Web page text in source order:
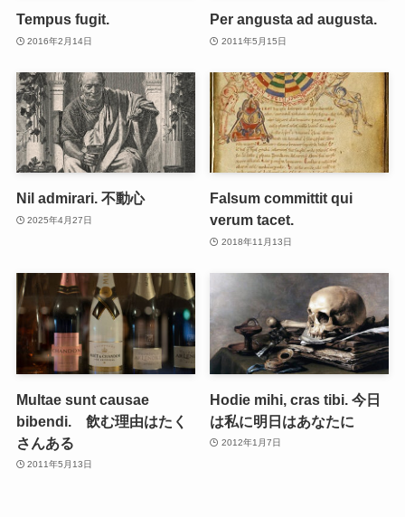
Tempus fugit.
2016年2月14日
Per angusta ad augusta.
2011年5月15日
Nil admirari. 不動心
2025年4月27日
Falsum committit qui
verum tacet.
2018年11月13日
Multae sunt causae
bibendi. 飲む理由はたく
さんある
2011年5月13日
Hodie mihi, cras tibi. 今日
は私に明日はあなたに
2012年1月7日